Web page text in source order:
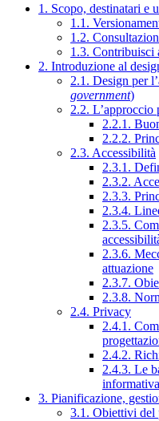
1. Scopo, destinatari e
1.1.
1.2.
1.3. Contribuisci
2. Introduzione al
2.1. Design per
government)
2.2. L’approccio
2.2.1.
2.2.2.
2.3. Accessibilità
2.3.1.
2.3.2.
2.3.3.
2.3.4.
2.3.5.
2.3.6.
attuazione
2.3.7.
2.3.8.
2.4. Privacy
2.4.1.
2.4.2.
2.4.3. Le
3. Pianificazione,
3.1. Obiettivi del